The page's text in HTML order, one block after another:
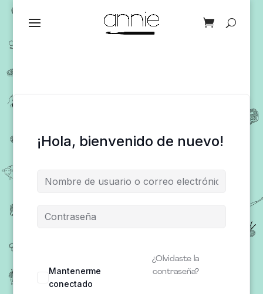
¡Hola, bienvenido de nuevo!
Mantenerme
conectado
¿Olvidaste la
contraseña?